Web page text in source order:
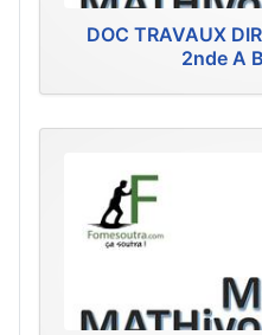
DOC TRAVAUX
2nde A